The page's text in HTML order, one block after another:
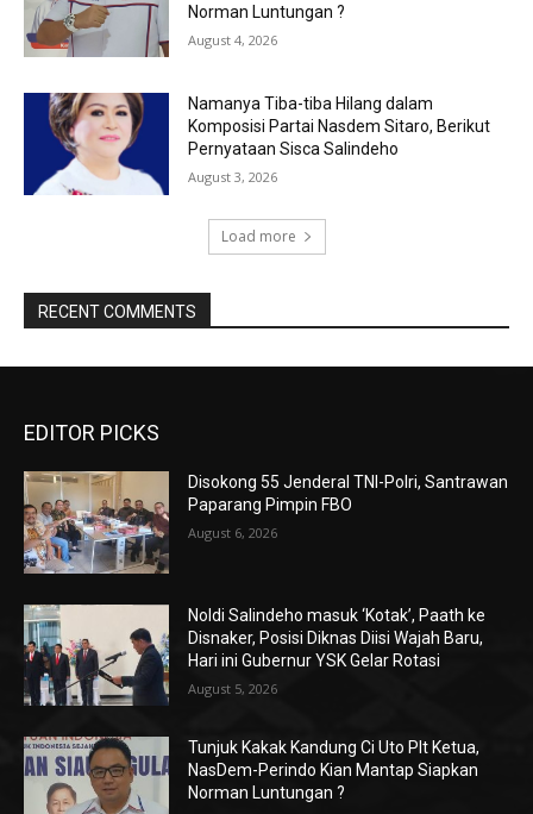
Norman Luntungan ?
August 4, 2026
Namanya Tiba-tiba Hilang dalam
Komposisi Partai Nasdem Sitaro, Berikut
Pernyataan Sisca Salindeho
August 3, 2026
Load more
RECENT COMMENTS
EDITOR PICKS
Disokong 55 Jenderal TNI-Polri, Santrawan
Paparang Pimpin FBO
August 6, 2026
Noldi Salindeho masuk ‘Kotak’, Paath ke
Disnaker, Posisi Diknas Diisi Wajah Baru,
Hari ini Gubernur YSK Gelar Rotasi
August 5, 2026
Tunjuk Kakak Kandung Ci Uto Plt Ketua,
NasDem-Perindo Kian Mantap Siapkan
Norman Luntungan ?